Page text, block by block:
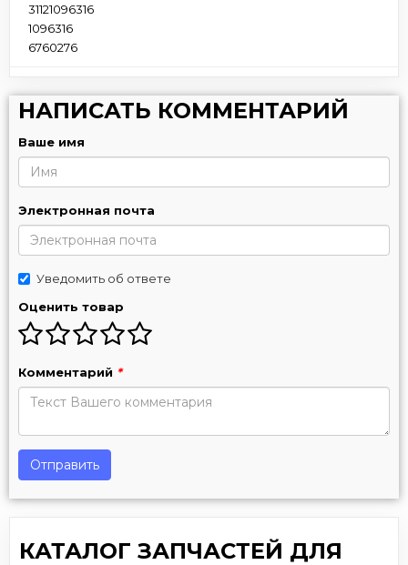
31121096316
1096316
6760276
НАПИСАТЬ КОММЕНТАРИЙ
Ваше имя
Электронная почта
Уведомить об ответе
Оценить товар
Комментарий *
Отправить
КАТАЛОГ ЗАПЧАСТЕЙ ДЛЯ